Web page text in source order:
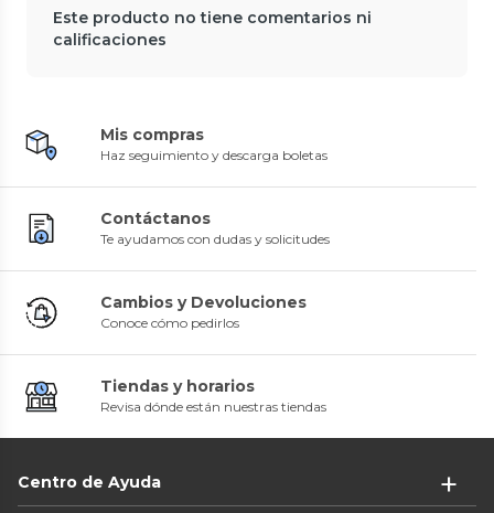
Este producto no tiene comentarios ni
calificaciones
Mis compras
Haz seguimiento y descarga boletas
Contáctanos
Te ayudamos con dudas y solicitudes
Cambios y Devoluciones
Conoce cómo pedirlos
Tiendas y horarios
Revisa dónde están nuestras tiendas
Centro de Ayuda